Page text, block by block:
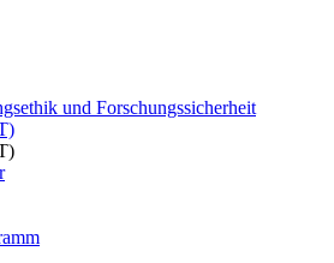
und Forschungssicherheit